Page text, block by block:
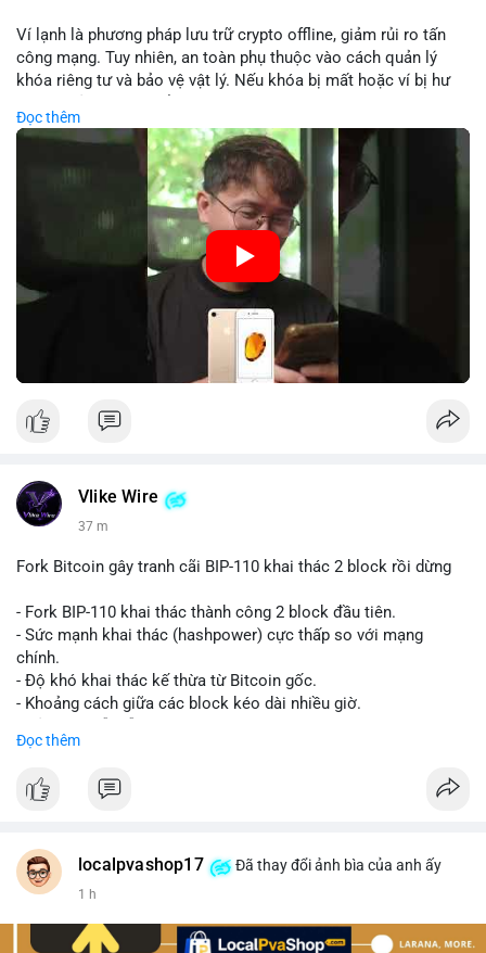
Lời khuyên: Nhà đầu tư nhỏ lẻ nên theo dõi sát dòng tiền xác
nhận và tránh vào lệnh đòn bẩy quá mức trong 24 giờ tới. Quan
sát phản ứng giá tại vùng hỗ trợ $64,000 để đưa ra quyết định
#89btc #mempoolbitcoin #dongtiencavoi
#aplucban
#phantichonchain
Ví lạnh là phương pháp lưu trữ crypto offline, giảm rủi ro tấn
công mạng. Tuy nhiên, an toàn phụ thuộc vào cách quản lý
khóa riêng tư và bảo vệ vật lý. Nếu khóa bị mất hoặc ví bị hư
nên kết hợp với biện pháp dự phòng như sao lưu khóa và chọn
nhà sản xuất uy tín.
🎥 Xem video trực tiếp tại:
Nguồn: 5 Phút Crypto
Đọc thêm
Vlike Wire
37 m
Fork Bitcoin gây tranh cãi BIP-110 khai thác 2 block rồi dừng
- Fork BIP-110 khai thác thành công 2 block đầu tiên.
- Sức mạnh khai thác (hashpower) cực thấp so với mạng
chính.
- Độ khó khai thác kế thừa từ Bitcoin gốc.
- Khoảng cách giữa các block kéo dài nhiều giờ.
#vlikevn #titanbot
Đọc thêm
localpvashop17 Đã thay đổi ảnh bìa của anh ấy
1 h